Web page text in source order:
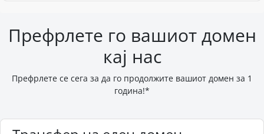
Префрлете го вашиот домен
кај нас
Префрлете се сега за да го продолжите вашиот домен за 1
година!*